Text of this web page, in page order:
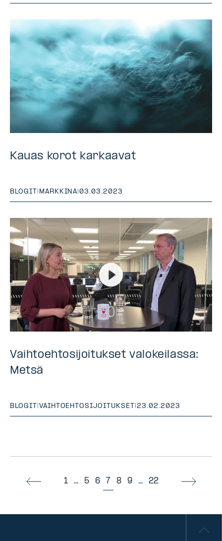
Kauas korot karkaavat
BLOGIT | MARKKINA|03.03.2023
Vaihtoehtosijoitukset valokeilassa:
Metsä
BLOGIT |VAIHTOEHTOSIJOITUKSET |23.02.2023
1 ... 5 6 7 8 9 ... 22